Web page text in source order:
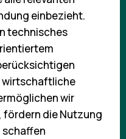
einbezieht.
technisches
wirtschaftliche
wir
fördern die Nutzung
schaffen